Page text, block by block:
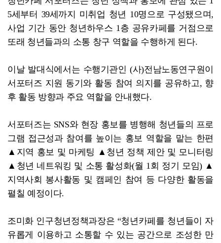
5세부터 39세까지 미취업 청년 10명으로 구성됐으며,
사업 기간 동안 청년하우스 1층 공유카페를 거점으로
또래 청년들과의 소통 창구 역할을 수행하게 된다.
이날 발대식에서는 수행기관인 (사)전남노동연구원이
서포터즈 지원 동기와 활동 참여 의지를 공유하고, 향
후 활동 방향과 주요 역할을 안내했다.
서포터즈는 SNS와 현장 홍보를 병행해 청년들의 프로
그램 접근성과 참여를 높이는 홍보 역할을 맡는 한편
▲지역 홍보 및 마케팅 ▲청년 정책 제안 및 모니터링
▲청년 네트워킹 및 소통 활성화(월 1회 정기 모임) ▲
지역사회 봉사활동 및 캠페인 참여 등 다양한 활동을
펼칠 예정이다.
조미화 인구청년정책과장은 “청년카페를 청년들이 자
유롭게 이용하고 소통할 수 있는 공간으로 조성한 만